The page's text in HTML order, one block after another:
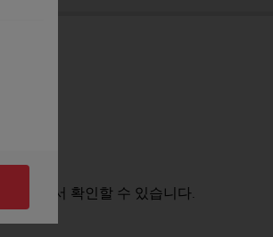
의 설정에서 확인할 수 있습니다.